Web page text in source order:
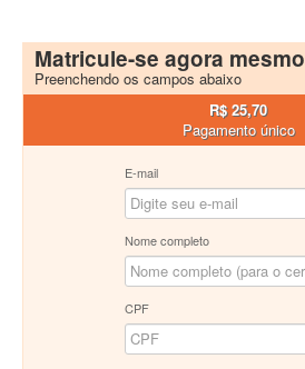
Matricule-se agora mesmo
Preenchendo os campos abaixo
R$ 25,70
Pagamento único
E-mail
Nome completo
CPF